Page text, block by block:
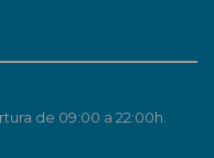
de 09:00 a 22:00h.